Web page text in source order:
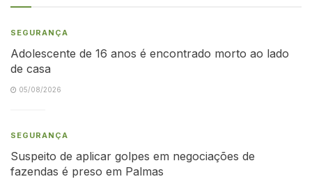
SEGURANÇA
Adolescente de 16 anos é encontrado morto ao lado
de casa
05/08/2026
SEGURANÇA
Suspeito de aplicar golpes em negociações de
fazendas é preso em Palmas